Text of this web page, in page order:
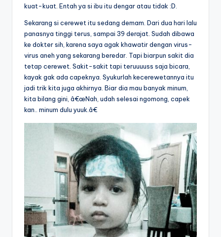
kuat-kuat. Entah ya si ibu itu dengar atau tidak :D.
Sekarang si cerewet itu sedang demam. Dari dua hari lalu
panasnya tinggi terus, sampai 39 derajat. Sudah dibawa
ke dokter sih, karena saya agak khawatir dengan virus-
virus aneh yang sekarang beredar. Tapi biarpun sakit dia
tetap cerewet. Sakit-sakit tapi teruuuuss saja bicara,
kayak gak ada capeknya. Syukurlah kecerewetannya itu
jadi trik kita juga akhirnya. Biar dia mau banyak minum,
kita bilang gini, â€œNah, udah selesai ngomong, capek
kan.. minum dulu yuuk.â€